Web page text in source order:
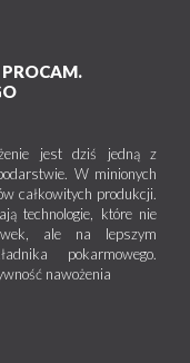
jest dziś jedną z
W minionych
całkowitych produkcji.
technologie, które nie
ale na lepszym
pokarmowego.
nawożenia